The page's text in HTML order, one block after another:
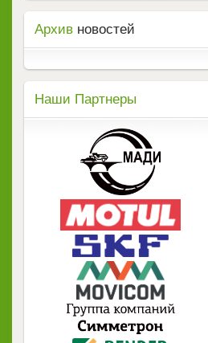
Архив новостей
Наши Партнеры